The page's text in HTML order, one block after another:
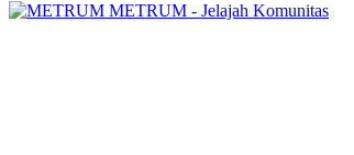
METRUM - Jelajah Komunitas